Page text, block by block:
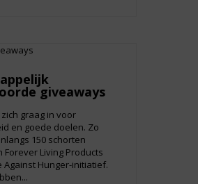
giveaways
graag in voor
en goede doelen. Zo
150 schorten
Forever Living Products
Against Hunger-initiatief.